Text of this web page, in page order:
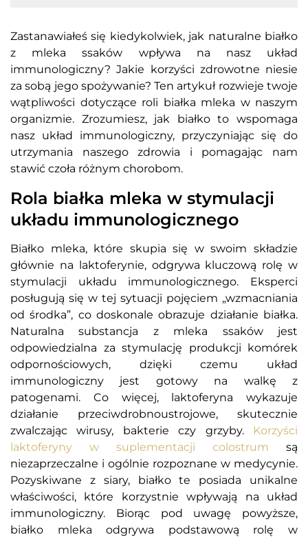
Zastanawiałeś się kiedykolwiek, jak naturalne białko
z mleka ssaków wpływa na nasz układ
immunologiczny? Jakie korzyści zdrowotne niesie
za sobą jego spożywanie? Ten artykuł rozwieje twoje
wątpliwości dotyczące roli białka mleka w naszym
organizmie. Zrozumiesz, jak białko to wspomaga
nasz układ immunologiczny, przyczyniając się do
utrzymania naszego zdrowia i pomagając nam
stawić czoła różnym chorobom.
Rola białka mleka w stymulacji
układu immunologicznego
Białko mleka, które skupia się w swoim składzie
głównie na laktoferynie, odgrywa kluczową rolę w
stymulacji układu immunologicznego. Eksperci
posługują się w tej sytuacji pojęciem „wzmacniania
od środka”, co doskonale obrazuje działanie białka.
Naturalna substancja z mleka ssaków jest
odpowiedzialna za stymulację produkcji komórek
odpornościowych, dzięki czemu układ
immunologiczny jest gotowy na walkę z
patogenami. Co więcej, laktoferyna wykazuje
działanie przeciwdrobnoustrojowe, skutecznie
zwalczając wirusy, bakterie czy grzyby. Korzyści
laktoferyny w suplementacji colostrum są
niezaprzeczalne i ogólnie rozpoznane w medycynie.
Pozyskiwane z siary, białko te posiada unikalne
właściwości, które korzystnie wpływają na układ
immunologiczny. Biorąc pod uwagę powyższe,
białko mleka odgrywa podstawową rolę w